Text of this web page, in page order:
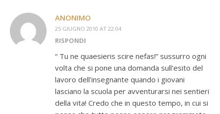
ANONIMO
25 GIUGNO 2010 AT 22:04
RISPONDI
“ Tu ne quaesieris scire nefas!” sussurro ogni
volta che si pone una domanda sull'esito del
lavoro dell'insegnante quando i giovani
lasciano la scuola per avventurarsi nei sentieri
della vita! Credo che in questo tempo, in cui si